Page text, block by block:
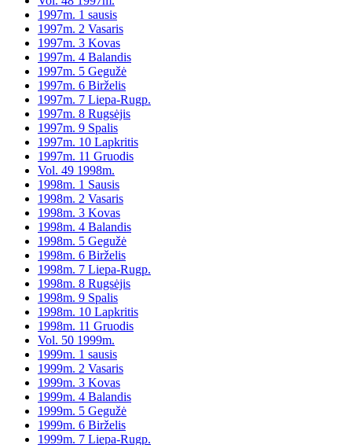
1997m. 1 sausis
1997m. 2 Vasaris
1997m. 3 Kovas
1997m. 4 Balandis
1997m. 5 Gegužė
1997m. 6 Birželis
1997m. 7 Liepa-Rugp.
1997m. 8 Rugsėjis
1997m. 9 Spalis
1997m. 10 Lapkritis
1997m. 11 Gruodis
Vol. 49 1998m.
1998m. 1 Sausis
1998m. 2 Vasaris
1998m. 3 Kovas
1998m. 4 Balandis
1998m. 5 Gegužė
1998m. 6 Birželis
1998m. 7 Liepa-Rugp.
1998m. 8 Rugsėjis
1998m. 9 Spalis
1998m. 10 Lapkritis
1998m. 11 Gruodis
Vol. 50 1999m.
1999m. 1 sausis
1999m. 2 Vasaris
1999m. 3 Kovas
1999m. 4 Balandis
1999m. 5 Gegužė
1999m. 6 Birželis
1999m. 7 Liepa-Rugp.